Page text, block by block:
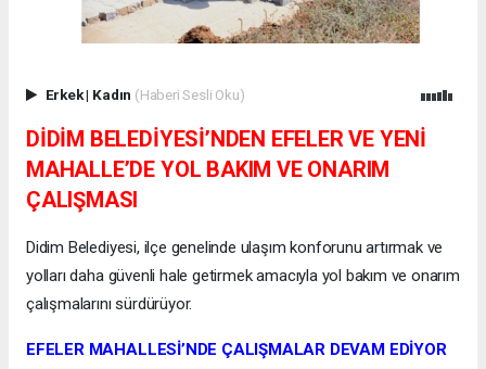
Erkek| Kadın (Haberi Sesli Oku)
DİDİM BELEDİYESİ’NDEN EFELER VE YENİ
MAHALLE’DE YOL BAKIM VE ONARIM
ÇALIŞMASI
Didim Belediyesi, ilçe genelinde ulaşım konforunu artırmak ve
yolları daha güvenli hale getirmek amacıyla yol bakım ve onarım
çalışmalarını sürdürüyor.
EFELER MAHALLESİ’NDE ÇALIŞMALAR DEVAM EDİYOR